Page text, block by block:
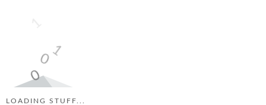
LOADING STUFF...